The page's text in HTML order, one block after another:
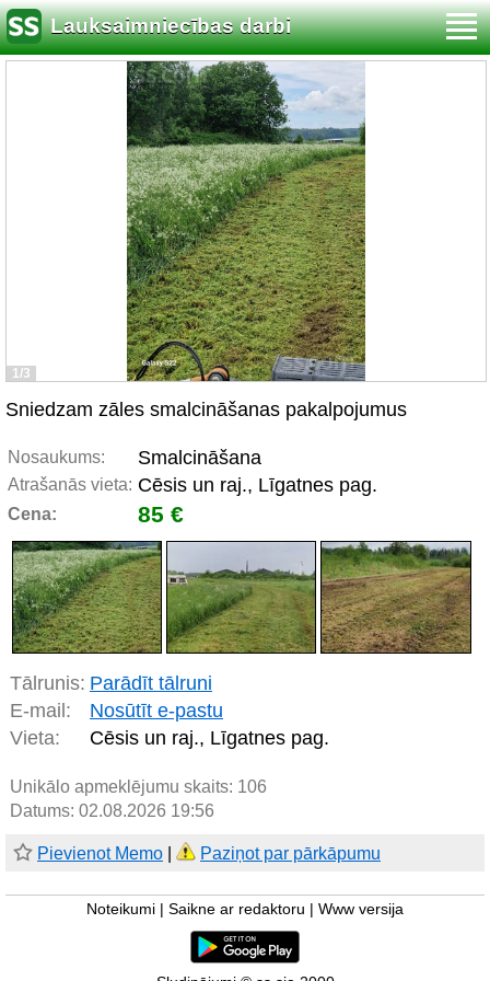
Lauksaimniecības darbi
1/3
Sniedzam zāles smalcināšanas pakalpojumus
Nosaukums: Smalcināšana
Atrašanās vieta: Cēsis un raj., Līgatnes pag.
Cena: 85 €
Tālrunis: Parādīt tālruni
E-mail:
Nosūtīt e-pastu
Vieta:
Cēsis un raj., Līgatnes pag.
Unikālo apmeklējumu skaits: 106
Datums: 02.08.2026 19:56
Pievienot Memo Paziņot par pārkāpumu
Noteikumi Saikne ar redaktoru Www versija